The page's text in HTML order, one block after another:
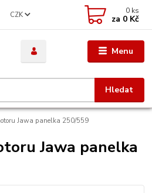
Menu
CZK
Hledat
0 ks
za 0 Kč
Jawa panelka 250/559
Jawa panelka